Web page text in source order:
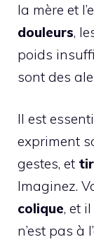
la mère et
douleurs,
poids
sont des
Il est
expriment
gestes, et
Imaginez.
colique, et
n’est pas à